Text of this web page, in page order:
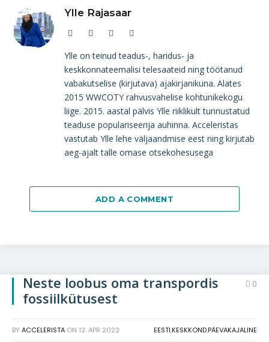
Ylle Rajasaar
Website FacebookInstagram
Ylle on teinud teadus-, haridus- ja
keskkonnateemalisi telesaateid ning töötanud
vabakutselise (kirjutava) ajakirjanikuna. Alates
2015 WWCOTY rahvusvahelise kohtunikekogu
liige. 2015. aastal pälvis Ylle riiklikult tunnustatud
teaduse populariseerija auhinna. Acceleristas
vastutab Ylle lehe väljaandmise eest ning kirjutab
aeg-ajalt talle omase otsekohesusega
ADD A COMMENT
Neste loobus oma transpordis
fossiilkütusest
0
BY ACCELERISTA ON 12. APR 2022 EESTI,KESKKOND,PÄEVAKAJALINE